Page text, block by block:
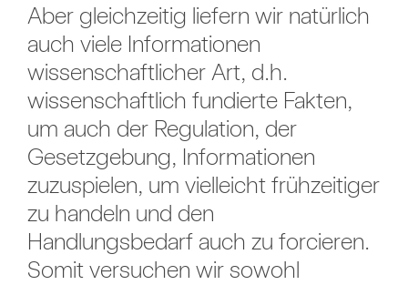
Aber gleichzeitig liefern wir natürlich
auch viele Informationen
wissenschaftlicher Art, d.h.
wissenschaftlich fundierte Fakten,
um auch der Regulation, der
Gesetzgebung, Informationen
zuzuspielen, um vielleicht frühzeitiger
zu handeln und den
Handlungsbedarf auch zu forcieren.
Somit versuchen wir sowohl